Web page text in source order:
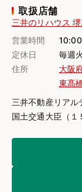
取扱店舗
三井のリハウス
営業時間
定休日
毎週
住所
大阪
東髙
三井不動産リアル
国土交通大臣（１